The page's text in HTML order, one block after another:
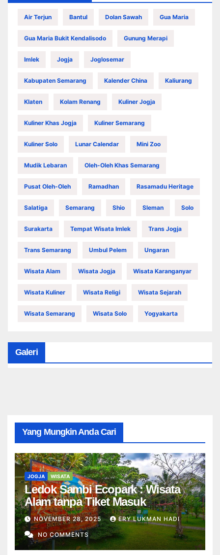
Air Terjun Bantul Dolan Sawah Gua Maria
Gua Maria Bukit Kendalisodo Gunung Merapi
Imlek Jogja Joglosemar
Kabupaten Semarang Kalender China Kaliurang
Klaten Kolam Renang Kuliner Jogja
Kuliner Khas Jogja Kuliner Semarang
Kuliner Solo Lunar Calendar Mini Zoo
Mudik Lebaran Oleh-Oleh Khas Semarang
Pusat Oleh-Oleh Ramadhan Rasamadu Heritage
Salatiga Semarang Shio Sleman Solo
Surakarta Tempat Wisata Imlek Trans Jogja
Trans Semarang Umbul Pelem Ungaran
Wisata Alam Wisata Jogja Wisata Karanganyar
Wisata Kuliner Wisata Religi Wisata Sejarah
Wisata Semarang Wisata Solo Yogyakarta
Galeri
Yang Mungkin Anda Cari
JOGJA WISATA
Ledok Sambi Ecopark : Wisata
Alam tanpa Tiket Masuk
NOVEMBER 28, 2025 ERY LUKMAN HADI
NO COMMENTS